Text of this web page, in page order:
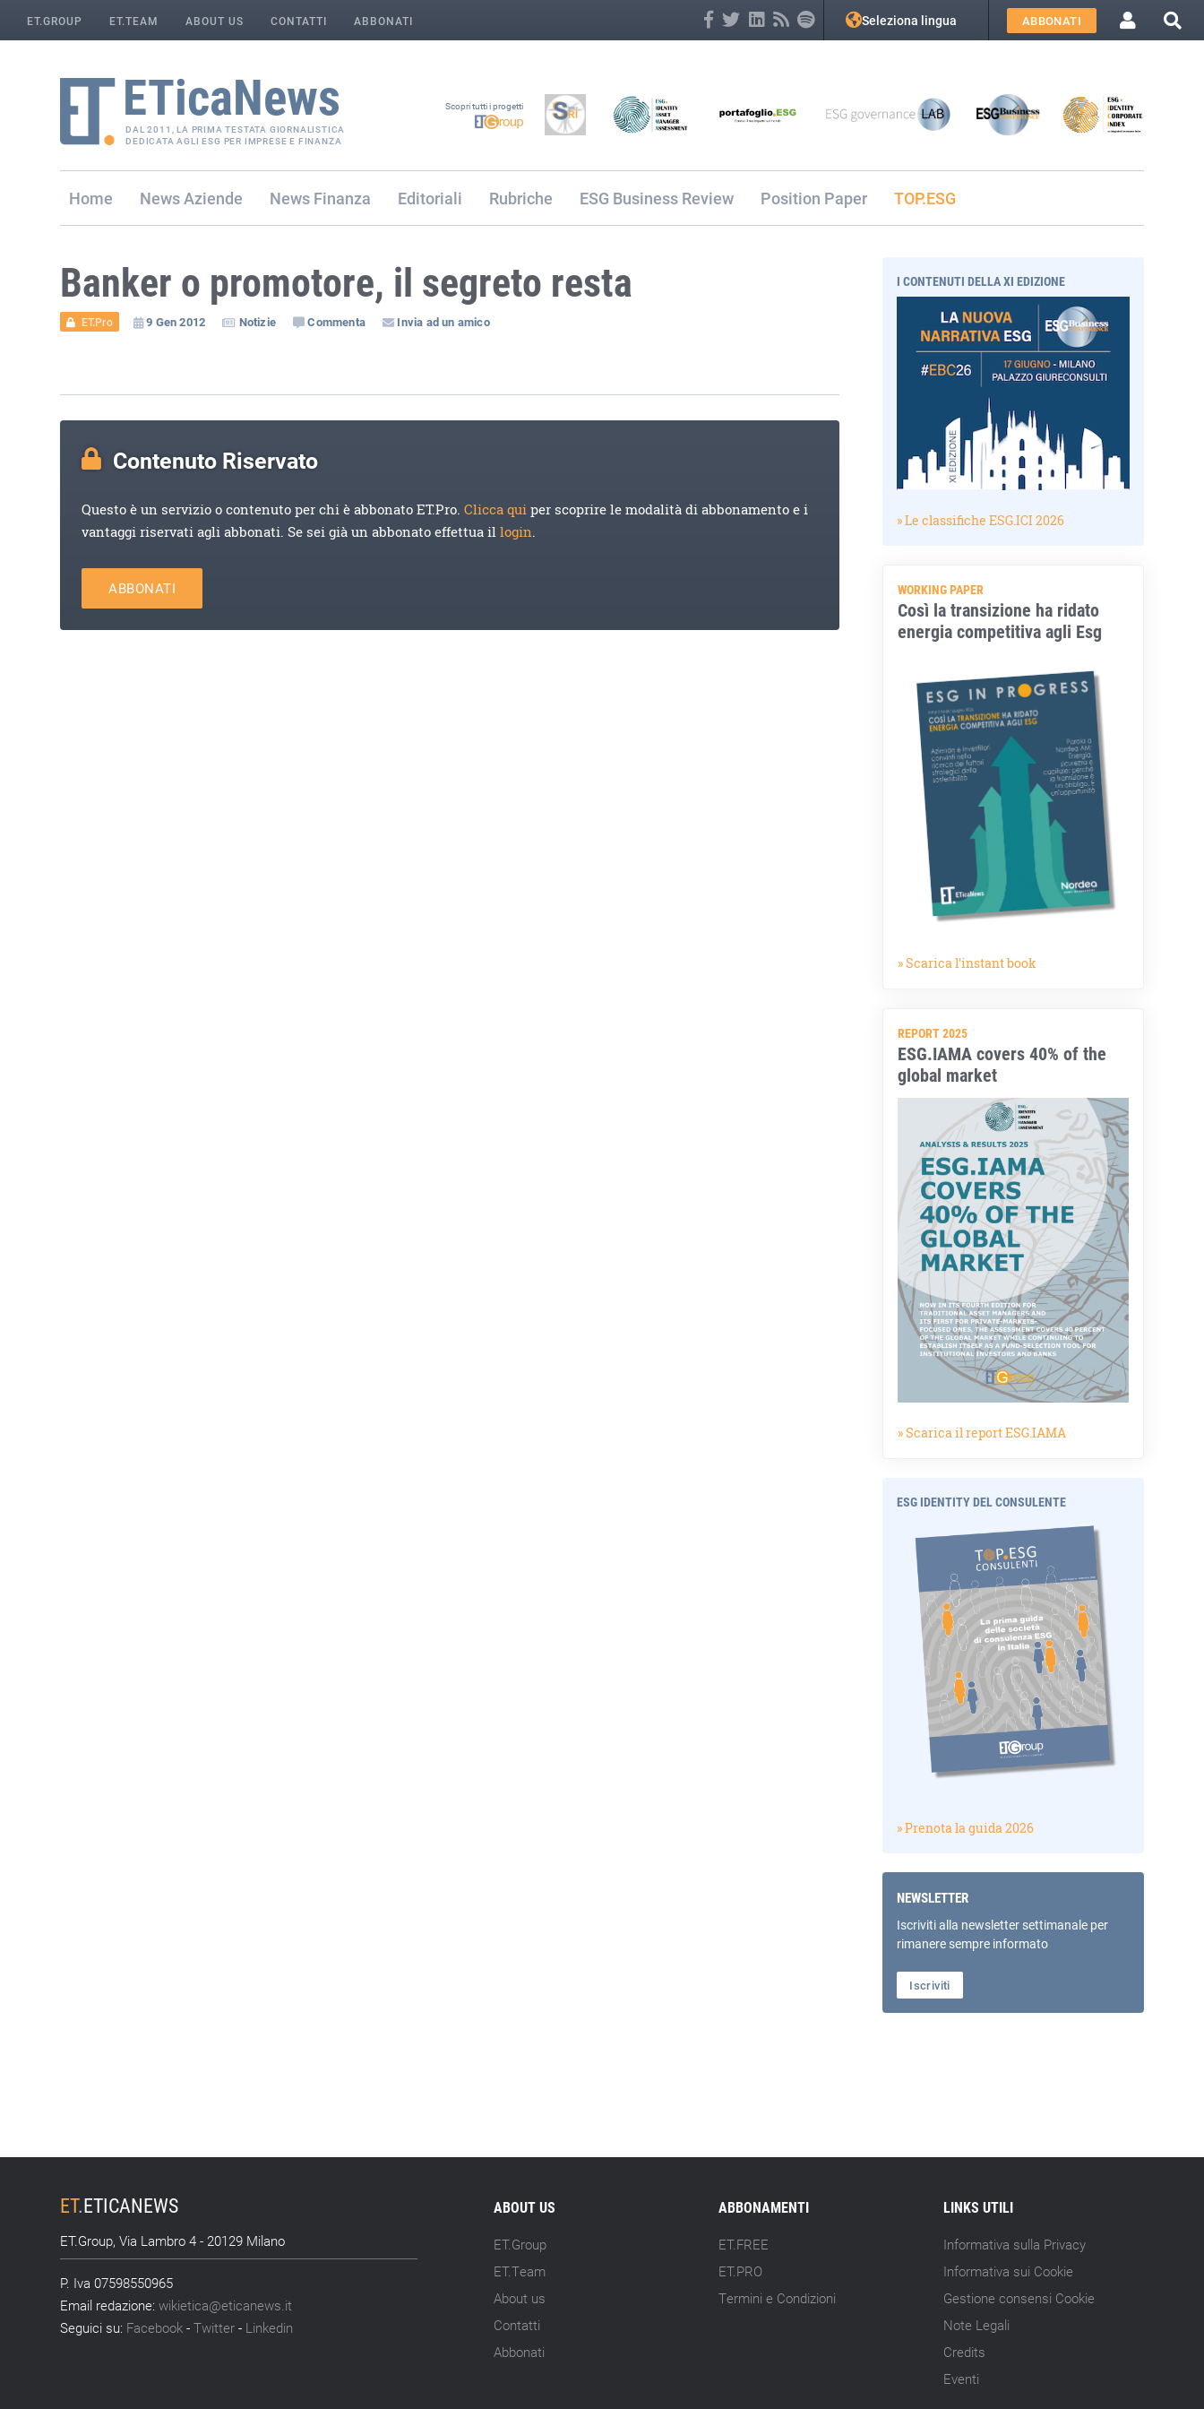
ET.GROUP ET.TEAM ABOUT US CONTATTI ABBONATI Seleziona lingua ABBONATI
DAL 2011, LA PRIMA TESTATA GIORNALISTICA
DEDICATA AGLI ESG PER IMPRESE E FINANZA
Scopri tutti i progetti
Home Aziende Finanza Editoriali Rubriche ESG Business Review Position Paper TOP.ESG
Banker o promotore, il segreto resta
ET.Pro 9 Gen 2012 Notizie Commenta Invia ad un amico
Contenuto Riservato
Questo è un servizio o contenuto per chi è abbonato ET.Pro.Clicca quiper scoprire le modalità di abbonamento e i
vantaggi riservati agli abbonati. Se sei già un abbonato effettua illogin.
ABBONATI
I CONTENUTI DELLA XI EDIZIONE
» Le classifiche ESG.ICI 2026
WORKING PAPER
Così la transizione ha ridato
energia competitiva agli Esg
» Scarica l'instant book
REPORT 2025
ESG.IAMA covers 40% of the
global market
» Scarica il report ESG.IAMA
ESG IDENTITY DEL CONSULENTE
» Prenota la guida 2026
NEWSLETTER
Iscriviti alla newsletter settimanale per
rimanere sempre informato
Iscriviti
ET.ETICANEWS
ET.Group, Via Lambro 4 - 20129 Milano
P. Iva 07598550965
Email redazione:wikietica@eticanews.it
Seguici su: Facebook -Twitter - Linkedin
ABOUT US
ET.Group
ET.Team
About us
Contatti
Abbonati
ABBONAMENTI
ET.FREE
ET.PRO
Termini e Condizioni
LINKS UTILI
Informativa sulla Privacy
Informativa sui Cookie
Gestione consensi Cookie
Note Legali
Credits
Eventi